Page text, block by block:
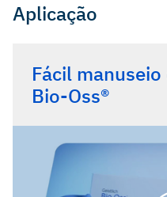
Aplicação
Fácil
Bio-Oss®